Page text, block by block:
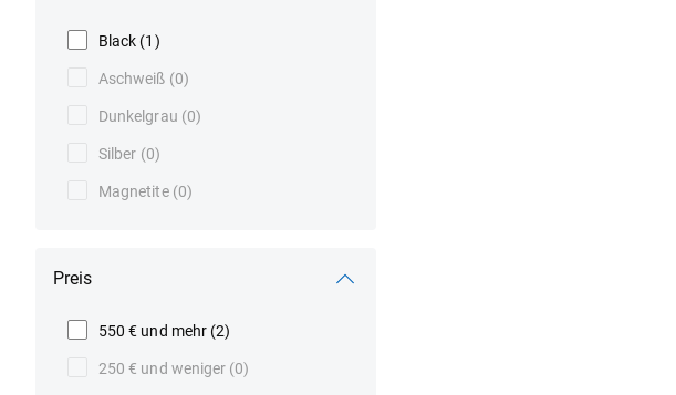
Black (1)
Aschweiß (0)
Dunkelgrau (0)
Silber (0)
Magnetite (0)
Preis
550 € und mehr (2)
250 € und weniger (0)